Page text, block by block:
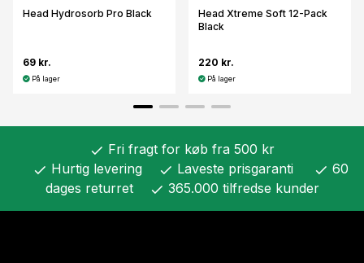
Head Hydrosorb Pro Black
69 kr.
På lager
Head Xtreme Soft 12-Pack
Black
220 kr.
På lager
check Fri fragt for køb fra 500 kr
check Hurtig levering check Laveste prisgaranti check 60
dages returret
check 365.000 tilfredse kunder